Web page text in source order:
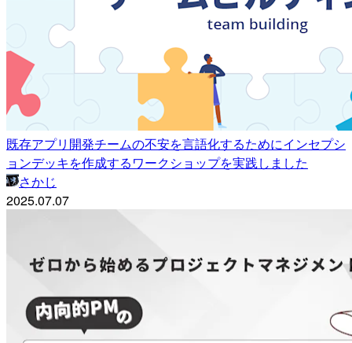
既存アプリ開発チームの不安を言語化するためにインセプシ
ョンデッキを作成するワークショップを実践しました
さかじ
2025.07.07